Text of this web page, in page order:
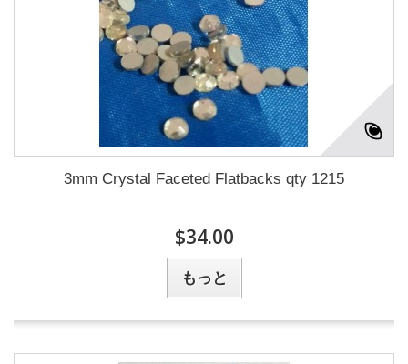
3mm Crystal Faceted Flatbacks qty 1215
$34.00
もっと